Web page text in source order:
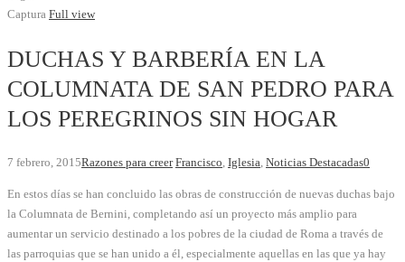
Captura Full view
DUCHAS Y BARBERÍA EN LA
COLUMNATA DE SAN PEDRO PARA
LOS PEREGRINOS SIN HOGAR
7 febrero, 2015Razones para creer Francisco, Iglesia, Noticias Destacadas0
En estos días se han concluido las obras de construcción de nuevas duchas bajo
la Columnata de Bernini, completando así un proyecto más amplio para
aumentar un servicio destinado a los pobres de la ciudad de Roma a través de
las parroquias que se han unido a él, especialmente aquellas en las que ya hay